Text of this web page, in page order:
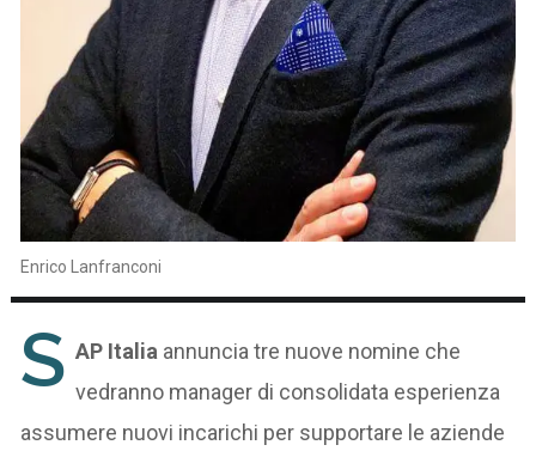
Enrico Lanfranconi
S AP Italia annuncia tre nuove nomine che
vedranno manager di consolidata esperienza
assumere nuovi incarichi per supportare le aziende